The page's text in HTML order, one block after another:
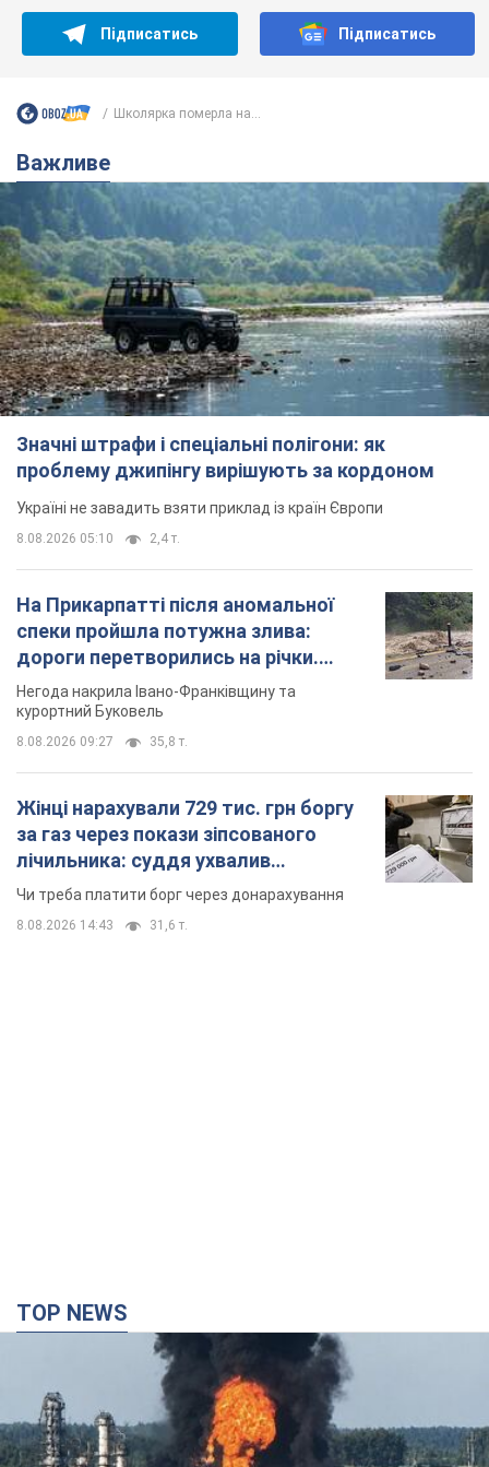
Підписатись Підписатись
Школярка померла на...
Важливе
Значні штрафи і спеціальні полігони: як
проблему джипінгу вирішують за кордоном
Україні не завадить взяти приклад із країн Європи
8.08.2026 05:10 2,4 т.
На Прикарпатті після аномальної
спеки пройшла потужна злива:
дороги перетворились на річки.
Відео
Негода накрила Івано-Франківщину та
курортний Буковель
8.08.2026 09:27 35,8 т.
Жінці нарахували 729 тис. грн боргу
за газ через покази зіпсованого
лічильника: суддя ухвалив
неочікуване рішення
Чи треба платити борг через донарахування
8.08.2026 14:43 31,6 т.
TOP NEWS